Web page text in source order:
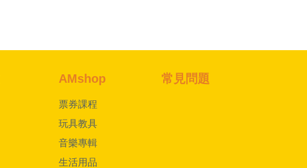
AMshop
票券課程
玩具教具
音樂專輯
生活用品
常見問題